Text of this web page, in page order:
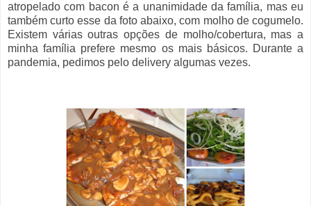
atropelado com bacon é a unanimidade da família, mas eu
também curto esse da foto abaixo, com molho de cogumelo.
Existem várias outras opções de molho/cobertura, mas a
minha família prefere mesmo os mais básicos. Durante a
pandemia, pedimos pelo delivery algumas vezes.